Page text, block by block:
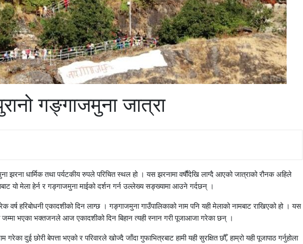
गङ्गाजमुना जात्रा
धार्मिक तथा पर्यटकीय रुपले परिचित स्थल हो । यस झरनामा वर्षाैंदेखि लाग्दै आएको जात्राको रौनक अहिले
यो मेला हेर्न र गङ्गाजमुना माईको दर्शन गर्न उल्लेख्य सङ्ख्यामा आउने गर्दछन् ।
वर्ष हरिबोधनी एकादशीको दिन लाग्छ । गङ्गाजमुना गाउँपालिकाको नाम पनि यही मेलाको नामबाट राखिएको हो । यस
जम्मा भएका भक्तजनले आज एकादशीको दिन बिहान त्यही स्नान गरी पूजाआजा गरेका छन् ।
दुई छोरी बेपत्ता भएको र परिवारले खोज्दै जाँदा गुफाभित्रबाट हामी यही सुरक्षित छौँ, हाम्रो यही पूजापाठ गर्नुहोला